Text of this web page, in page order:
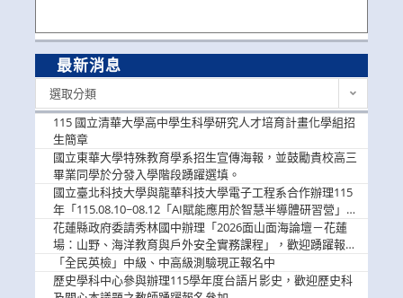
最新消息
選取分類
115 國立清華大學高中學生科學研究人才培育計畫化學組招
生簡章
國立東華大學特殊教育學系招生宣傳海報，並鼓勵貴校高三
畢業同學於分發入學階段踴躍選填。
國立臺北科技大學與龍華科技大學電子工程系合作辦理115
年「115.08.10~08.12「AI賦能應用於智慧半導體研習營」，
歡迎學生踴躍報名參加
花蓮縣政府委請秀林國中辦理「2026面山面海論壇－花蓮
場：山野、海洋教育與戶外安全實務課程」，歡迎踴躍報名
參加
「全民英檢」中級、中高級測驗現正報名中
歷史學科中心參與辦理115學年度台語片影史，歡迎歷史科